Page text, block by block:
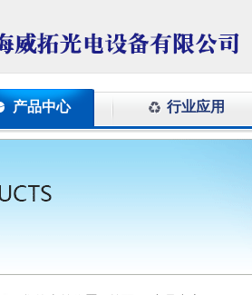
产品中心 行业应用